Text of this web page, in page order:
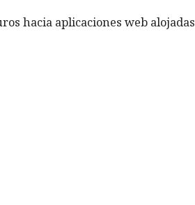
hacia aplicaciones web alojadas